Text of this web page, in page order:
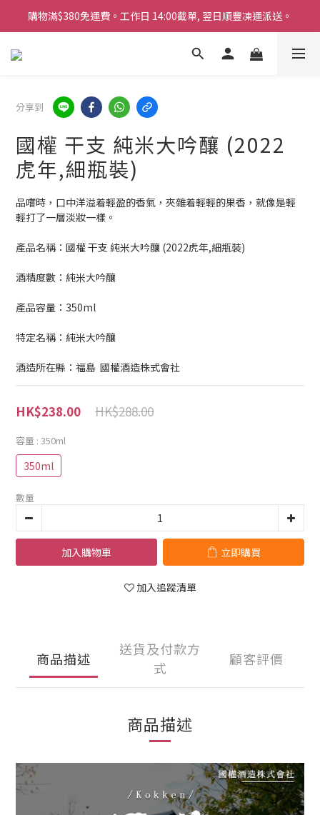
購物滿$380免運費。工作日 14:00截單, 翌日順豐凍運派送。
購物滿$380免運費。工作日 14:00截單, 翌日順豐凍運派送。
購物滿$380免運費。工作日 14:00截單, 翌日順豐凍運派送。
分享到
國權 干支 純米大吟釀 (2022
虎年,細瓶裝)
品嚐時，口中洋溢着輕盈的香氣，夾雜着輕輕的果香，就像是輕
輕打了一層淡妝一樣。
產品名稱：國權 干支 純米大吟釀 (2022虎年,細瓶裝)
酒精度數：純米大吟釀
產品容量：350ml
特定名稱：純米大吟釀
酒造所在縣：福島  國權酒造株式會社
HK$288.00
HK$238.00
容量 : 350ml
350ml
數量
加入購物車 立即購買
加入追蹤清單
商品描述
送貨及付款方
式
顧客評價
商品描述